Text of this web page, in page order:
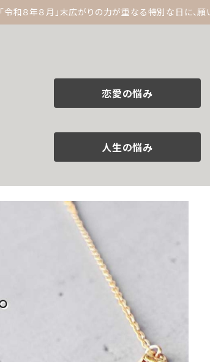
「令和８年８月」末広がりの力が重なる特別な日に、
恋愛の悩み
人生の悩み